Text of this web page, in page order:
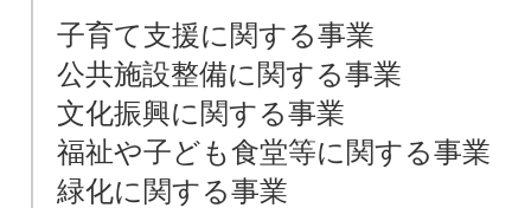
子育て支援に関する事業
公共施設整備に関する事業
文化振興に関する事業
福祉や子ども食堂等に関する事業
緑化に関する事業